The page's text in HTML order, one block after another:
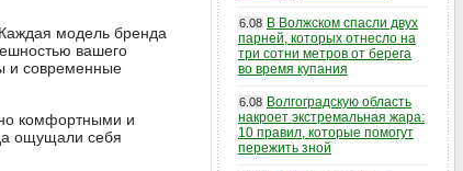
модель бренда
вашего
и современные
комфортными и
ощущали себя
6.08 В Волжском спасли двух
парней, которых отнесло на
три сотни метров от берега
во время купания
6.08 Волгоградскую область
накроет экстремальная жара:
10 правил, которые помогут
пережить зной